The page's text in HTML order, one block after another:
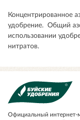
Концентрированное
удобрение. Общий
использовании
нитратов.
Официальный интернет-